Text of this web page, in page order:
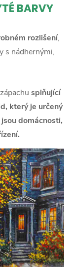
BARVY
rozlišení,
s nádhernými,
splňující
který je určený
domácnosti,